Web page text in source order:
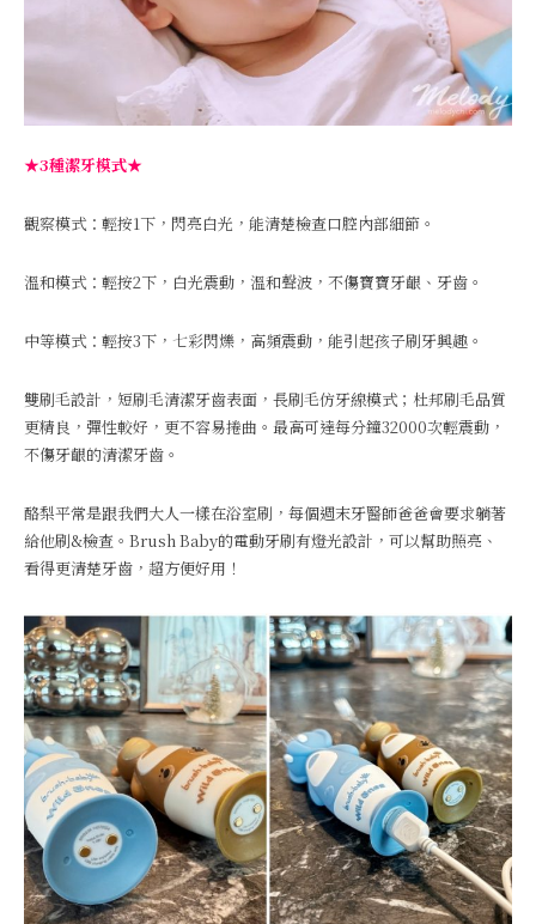
★3種潔牙模式★
觀察模式：輕按1下，閃亮白光，能清楚檢查口腔內部細節。
溫和模式：輕按2下，白光震動，溫和聲波，不傷寶寶牙齦、牙齒。
中等模式：輕按3下，七彩閃爍，高頻震動，能引起孩子刷牙興趣。
雙刷毛設計，短刷毛清潔牙齒表面，長刷毛仿牙線模式；杜邦刷毛品質
更精良，彈性較好，更不容易捲曲。最高可達每分鐘32000次輕震動，
不傷牙齦的清潔牙齒。
酪梨平常是跟我們大人一樣在浴室刷，每個週末牙醫師爸爸會要求躺著
給他刷&檢查。Brush Baby的電動牙刷有燈光設計，可以幫助照亮、
看得更清楚牙齒，超方便好用！